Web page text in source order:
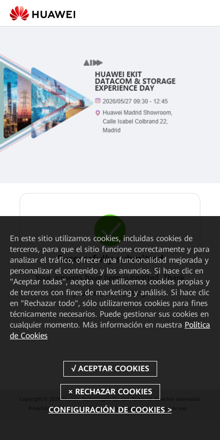
Successfully submitted
Your answers have been submitted. Thank
you for participating.
Copyright © 2026 Huawei Technologies Co., Ltd. Todos los derechos reservados.
Privacidad
Cookies Configuración de Cookies Condiciones de uso
En este sitio utilizamos cookies, incluidas cookies de
terceros, para que el sitio funcione correctamente y para
analizar el tráfico, ofrecer una funcionalidad mejorada y
personalizar el contenido y los anuncios. Si hace clic en
"Aceptar todas", acepta que utilicemos cookies propias y
de terceros con fines de marketing y análisis. Si hace clic
en "Rechazar todo", sólo utilizaremos cookies para fines
técnicamente necesarios. Puede gestionar sus cookies en
cualquier momento. Más información en nuestra Política
de Cookies
CONFIGURACIÓN DE COOKIES >